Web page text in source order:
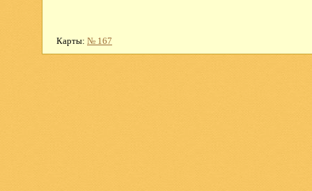
Карты: № 167